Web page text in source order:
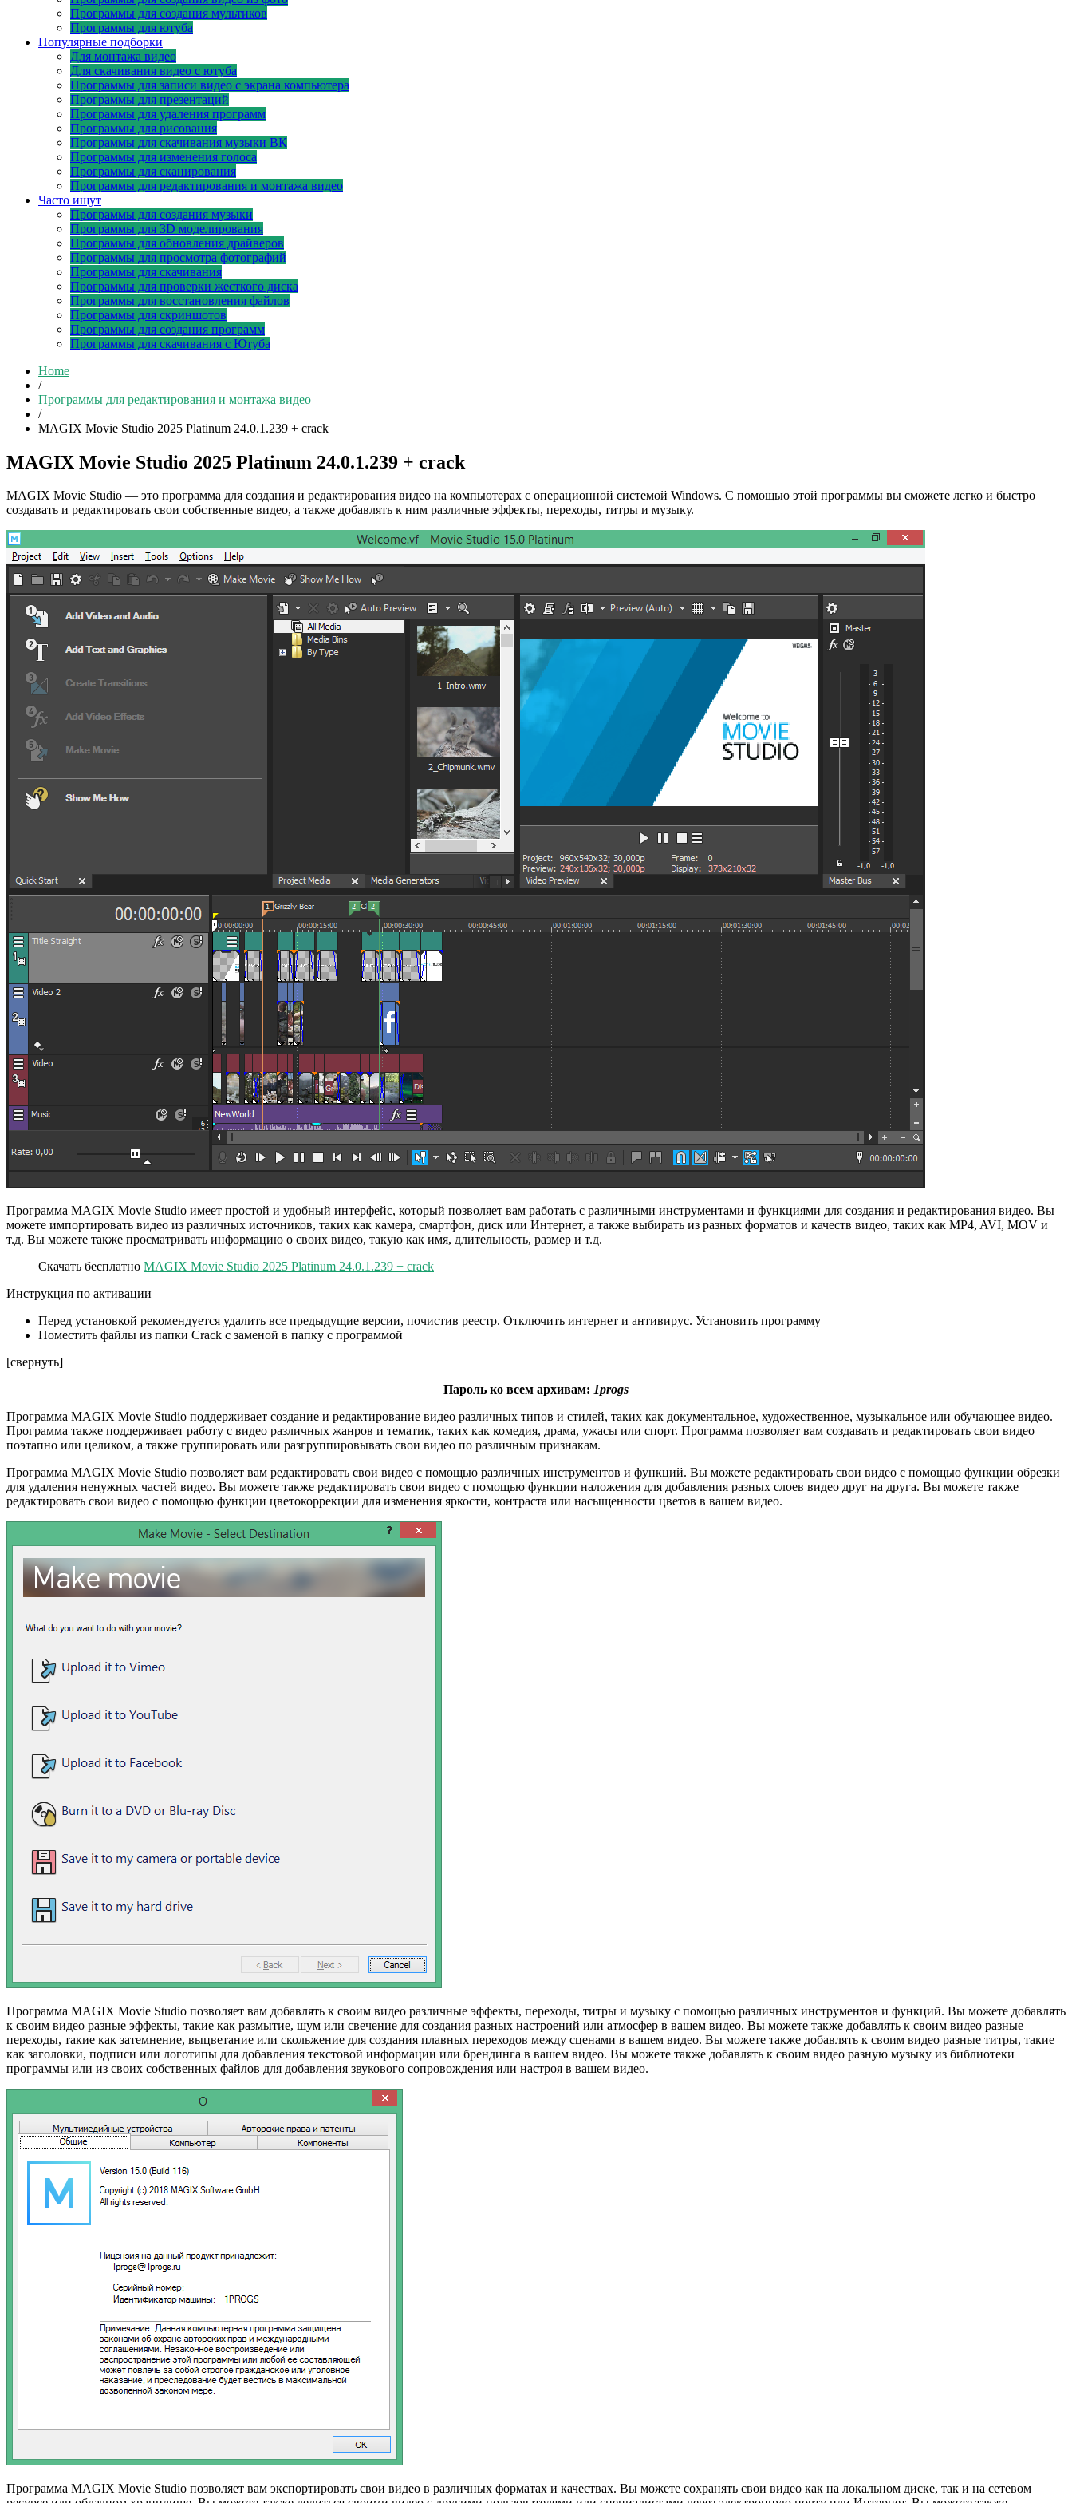
Программы для создания мультиков
Программы для ютуба
Популярные подборки
Для монтажа видео
Для скачивания видео с ютуба
Программы для записи видео с экрана компьютера
Программы для презентаций
Программы для удаления программ
Программы для рисования
Программы для скачивания музыки ВК
Программы для изменения голоса
Программы для сканирования
Программы для редактирования и монтажа видео
Часто ищут
Программы для создания музыки
Программы для 3D моделирования
Программы для обновления драйверов
Программы для просмотра фотографий
Программы для скачивания
Программы для проверки жесткого диска
Программы для восстановления файлов
Программы для скриншотов
Программы для создания программ
Программы для скачивания с Ютуба
Home
/
Программы для редактирования и монтажа видео
/
MAGIX Movie Studio 2025 Platinum 24.0.1.239 + crack
MAGIX Movie Studio 2025 Platinum 24.0.1.239 + crack
MAGIX Movie Studio — это программа для создания и редактирования видео на компьютерах с операционной системой Windows. С помощью этой программы вы сможете легко и быстро
создавать и редактировать свои собственные видео, а также добавлять к ним различные эффекты, переходы, титры и музыку.
Программа MAGIX Movie Studio имеет простой и удобный интерфейс, который позволяет вам работать с различными инструментами и функциями для создания и редактирования видео. Вы
можете импортировать видео из различных источников, таких как камера, смартфон, диск или Интернет, а также выбирать из разных форматов и качеств видео, таких как MP4, AVI, MOV и
т.д. Вы можете также просматривать информацию о своих видео, такую как имя, длительность, размер и т.д.
Скачать бесплатно MAGIX Movie Studio 2025 Platinum 24.0.1.239 + crack
Инструкция по активации
Перед установкой рекомендуется удалить все предыдущие версии, почистив реестр. Отключить интернет и антивирус. Установить программу
Поместить файлы из папки Crack с заменой в папку с программой
[свернуть]
Пароль ко всем архивам: 1progs
Программа MAGIX Movie Studio поддерживает создание и редактирование видео различных типов и стилей, таких как документальное, художественное, музыкальное или обучающее видео.
Программа также поддерживает работу с видео различных жанров и тематик, таких как комедия, драма, ужасы или спорт. Программа позволяет вам создавать и редактировать свои видео
поэтапно или целиком, а также группировать или разгруппировывать свои видео по различным признакам.
Программа MAGIX Movie Studio позволяет вам редактировать свои видео с помощью различных инструментов и функций. Вы можете редактировать свои видео с помощью функции обрезки
для удаления ненужных частей видео. Вы можете также редактировать свои видео с помощью функции наложения для добавления разных слоев видео друг на друга. Вы можете также
редактировать свои видео с помощью функции цветокоррекции для изменения яркости, контраста или насыщенности цветов в вашем видео.
Программа MAGIX Movie Studio позволяет вам добавлять к своим видео различные эффекты, переходы, титры и музыку с помощью различных инструментов и функций. Вы можете добавлять
к своим видео разные эффекты, такие как размытие, шум или свечение для создания разных настроений или атмосфер в вашем видео. Вы можете также добавлять к своим видео разные
переходы, такие как затемнение, выцветание или скольжение для создания плавных переходов между сценами в вашем видео. Вы можете также добавлять к своим видео разные титры, такие
как заголовки, подписи или логотипы для добавления текстовой информации или брендинга в вашем видео. Вы можете также добавлять к своим видео разную музыку из библиотеки
программы или из своих собственных файлов для добавления звукового сопровождения или настроя в вашем видео.
Программа MAGIX Movie Studio позволяет вам экспортировать свои видео в различных форматах и качествах. Вы можете сохранять свои видео как на локальном диске, так и на сетевом